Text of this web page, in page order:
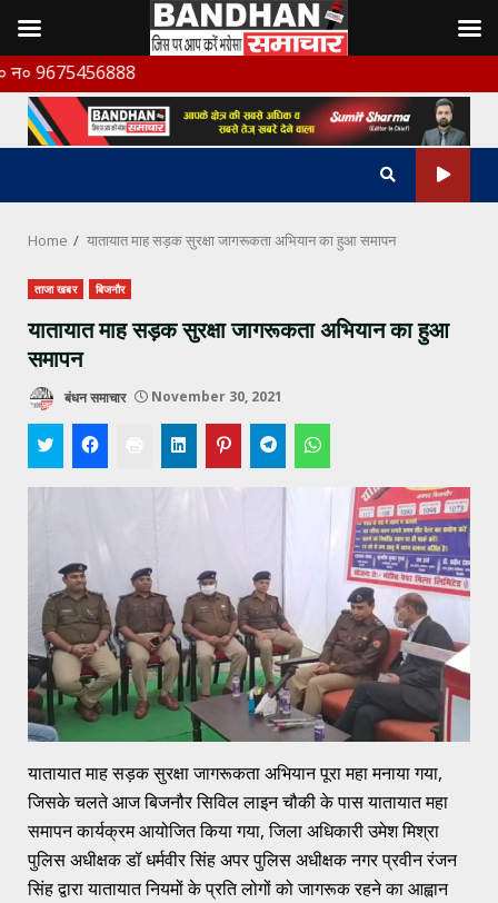
Skip
to
content
Home यातायात माह सड़क सुरक्षा जागरूकता अभियान का हुआ समापन
ताजा खबर बिजनौर
यातायात माह सड़क सुरक्षा जागरूकता अभियान का हुआ
समापन
बंधन समाचार November 30, 2021
यातायात माह सड़क सुरक्षा जागरूकता अभियान पूरा महा मनाया गया,
जिसके चलते आज बिजनौर सिविल लाइन चौकी के पास यातायात महा
समापन कार्यक्रम आयोजित किया गया, जिला अधिकारी उमेश मिश्रा
पुलिस अधीक्षक डॉ धर्मवीर सिंह अपर पुलिस अधीक्षक नगर प्रवीन रंजन
सिंह द्वारा यातायात नियमों के प्रति लोगों को जागरूक रहने का आह्वान